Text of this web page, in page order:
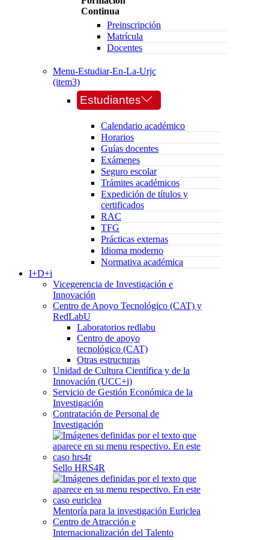
Continua
Preinscripción
Matrícula
Docentes
Menu-Estudiar-En-La-Urjc
(item3)
Estudiantes
Calendario académico
Horarios
Guías docentes
Exámenes
Seguro escolar
Trámites académicos
Expedición de títulos y
certificados
RAC
TFG
Prácticas externas
Idioma moderno
Normativa académica
I+D+i
Vicegerencia de Investigación e
Innovación
Centro de Apoyo Tecnológico (CAT) y
RedLabU
Laboratorios redlabu
Centro de apoyo
tecnológico (CAT)
Otras estructuras
Unidad de Cultura Científica y de la
Innovación (UCC+i)
Servicio de Gestión Económica de la
Investigación
Contratación de Personal de
Investigación
Sello HRS4R
Mentoría para la investigación Euriclea
Centro de Atracción e
Internacionalización del Talento